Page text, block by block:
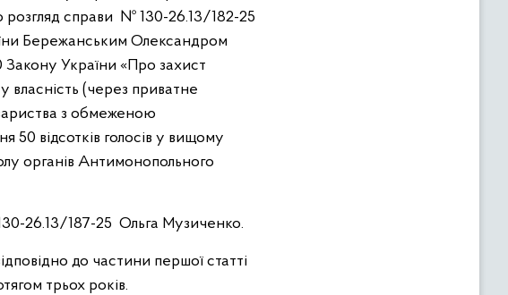
справи № 130-26.13/182-25
Бережанським Олександром
України «Про захист
власність (через приватне
з обмеженою
відсотків голосів у вищому
органів Антимонопольного
26.13/187-25 Ольга Музиченко.
до частини першої статті
трьох років.